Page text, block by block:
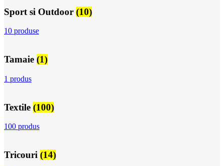
Sport si Outdoor (10)
10 produse
Tamaie (1)
1 produs
Textile (100)
100 produs
Tricouri (14)